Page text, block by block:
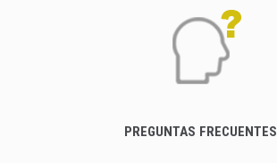
PREGUNTAS FRECUENTES